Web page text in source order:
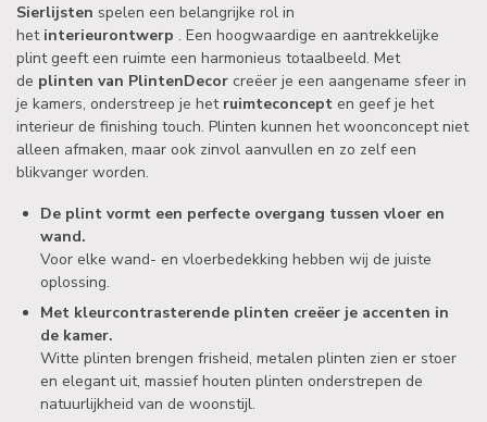
Sierlijsten spelen een belangrijke rol in
het interieurontwerp . Een hoogwaardige en aantrekkelijke
plint geeft een ruimte een harmonieus totaalbeeld. Met
de plinten van PlintenDecor creëer je een aangename sfeer in
je kamers, onderstreep je het ruimteconcept en geef je het
interieur de finishing touch. Plinten kunnen het woonconcept niet
alleen afmaken, maar ook zinvol aanvullen en zo zelf een
blikvanger worden.
De plint vormt een perfecte overgang tussen vloer en
wand.
Voor elke wand- en vloerbedekking hebben wij de juiste
oplossing.
Met kleurcontrasterende plinten creëer je accenten in
de kamer.
Witte plinten brengen frisheid, metalen plinten zien er stoer
en elegant uit, massief houten plinten onderstrepen de
natuurlijkheid van de woonstijl.